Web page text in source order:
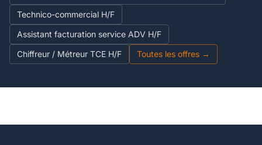
Technico-commercial H/F
Assistant facturation service ADV H/F
Chiffreur / Métreur TCE H/F
Toutes les offres →